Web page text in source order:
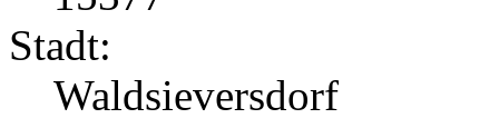
Stadt:
Waldsieversdorf